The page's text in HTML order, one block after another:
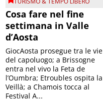
Cosa fare nel fine
settimana in Valle
d’Aosta
GiocAosta prosegue tra le vie
del capoluogo; a Brissogne
entra nel vivo la Feta de
l’Oumbra; Etroubles ospita la
Veillà; a Chamois tocca al
Festival A...